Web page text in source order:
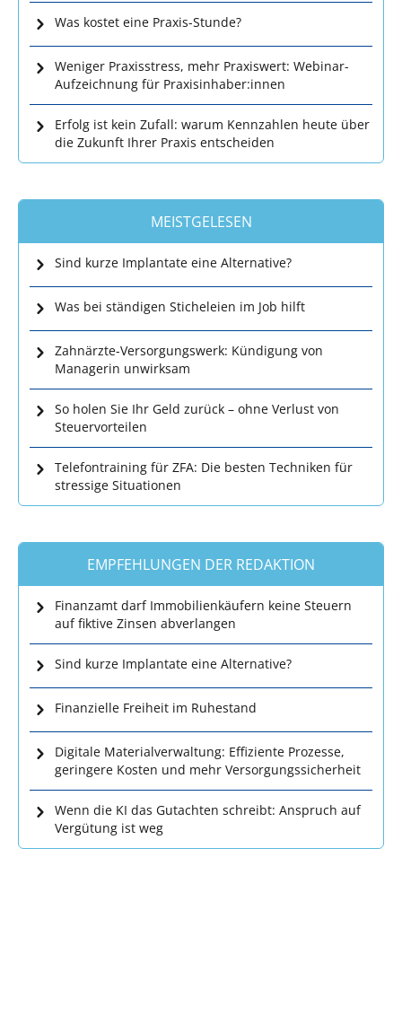
Was kostet eine Praxis-Stunde?
Weniger Praxisstress, mehr Praxiswert: Webinar-
Aufzeichnung für Praxisinhaber:innen
Erfolg ist kein Zufall: warum Kennzahlen heute über
die Zukunft Ihrer Praxis entscheiden
MEISTGELESEN
Sind kurze Implantate eine Alternative?
Was bei ständigen Sticheleien im Job hilft
Zahnärzte-Versorgungswerk: Kündigung von
Managerin unwirksam
So holen Sie Ihr Geld zurück – ohne Verlust von
Steuervorteilen
Telefontraining für ZFA: Die besten Techniken für
stressige Situationen
EMPFEHLUNGEN DER REDAKTION
Finanzamt darf Immobilienkäufern keine Steuern
auf fiktive Zinsen abverlangen
Sind kurze Implantate eine Alternative?
Finanzielle Freiheit im Ruhestand
Digitale Materialverwaltung: Effiziente Prozesse,
geringere Kosten und mehr Versorgungssicherheit
Wenn die KI das Gutachten schreibt: Anspruch auf
Vergütung ist weg